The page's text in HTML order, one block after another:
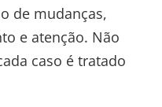
de mudanças,
e atenção. Não
caso é tratado